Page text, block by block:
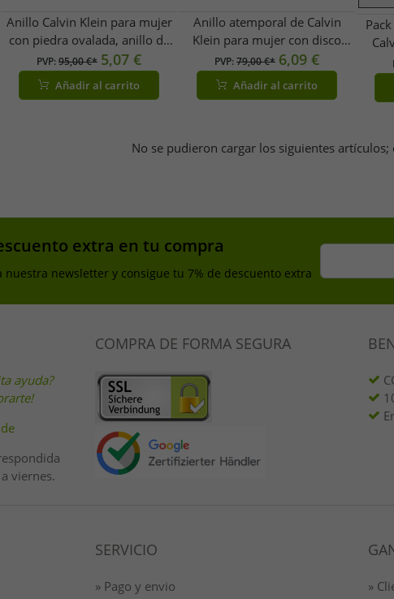
Anillo Calvin Klein para mujer
con piedra ovalada, anillo de
acero inoxidable en plata o
plata/azul
PVP:95,00 €* 5,07 €
Añadir al carrito
Anillo atemporal de Calvin
Klein para mujer con disco
articulado, anillo de acero
inoxidable, anillo de dedo
KJ3ZBR28010, plata
PVP:79,00 €* 6,09 €
Añadir al carrito
No se pudieron cargar los siguientes
extra en tu compra
nuestra newsletter y consigue tu 7% de descuento extra
ayuda?
viernes.
COMPRA DE FORMA SEGURA
SERVICIO
» Pago y envio
»